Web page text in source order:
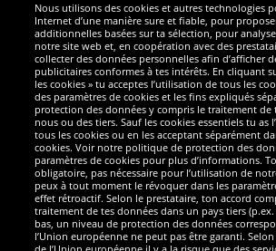
Sécurité
Nous sommes
Nous utilisons des cookies et autres technologies
Internet d’une manière sure et fiable, pour
additionnelles basées sur ta sélection, pour
notre site web et, en coopération avec des
collecter des données personnelles afin d’afficher
publicitaires conformes à tes intérêts. En cliquant
les cookies » tu acceptes l’utilisation de tous les
des paramètres de cookies et les fins expliqués
protection des données y compris le traitement de
nous ou des tiers. Sauf les cookies essentiels tu as
tous les cookies ou en les acceptant séparément
cookies. Voir notre politique de protection des
paramètres de cookies pour plus d’informations.
obligatoire, pas nécessaire pour l’utilisation de
peux à tout moment le révoquer dans les
effet rétroactif. Selon le prestataire, ton accord
traitement de tes données dans un pays tiers (p.ex.
bas, un niveau de protection des données
l’Union européenne ne peut pas être garanti.